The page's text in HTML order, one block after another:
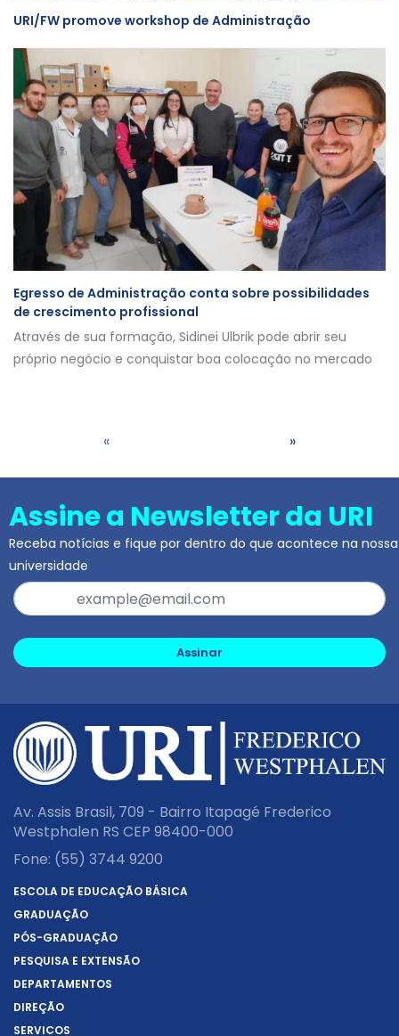
URI/FW promove workshop de Administração
Egresso de Administração conta sobre possibilidades
de crescimento profissional
Através de sua formação, Sidinei Ulbrik pode abrir seu
próprio negócio e conquistar boa colocação no mercado
« »
Assine a Newsletter da URI
Receba notícias e fique por dentro do que acontece na nossa
universidade
Assinar
Av. Assis Brasil, 709 - Bairro Itapagé Frederico
Westphalen RS CEP 98400-000
Fone: (55) 3744 9200
ESCOLA DE EDUCAÇÃO BÁSICA
GRADUAÇÃO
PÓS-GRADUAÇÃO
PESQUISA E EXTENSÃO
DEPARTAMENTOS
DIREÇÃO
SERVIÇOS